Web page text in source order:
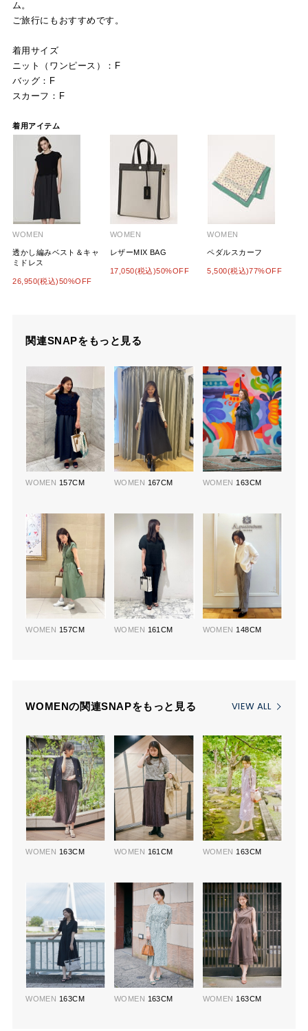
ム。
ご旅行にもおすすめです。
着用サイズ
ニット（ワンピース）：F
バッグ：F
スカーフ：F
着用アイテム
WOMEN
透かし編みベスト＆キャ
ミドレス
26,950(税込)50%OFF
WOMEN
レザーMIX BAG
17,050(税込)50%OFF
WOMEN
ペダルスカーフ
5,500(税込)77%OFF
関連SNAPをもっと見る
WOMEN 157CM WOMEN 167CM WOMEN 163CM
WOMEN 157CM WOMEN 161CM WOMEN 148CM
WOMENの関連SNAPをもっと見る VIEW ALL
WOMEN 163CM WOMEN 161CM WOMEN 163CM
WOMEN 163CM WOMEN 163CM WOMEN 163CM